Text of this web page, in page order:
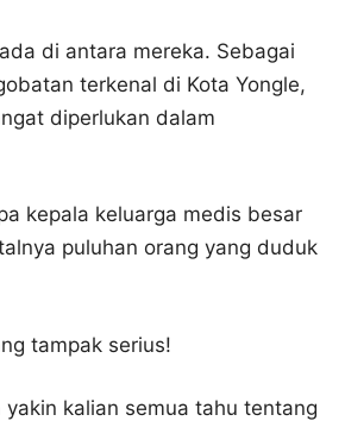
di antara mereka. Sebagai
terkenal di Kota Yongle,
diperlukan dalam
kepala keluarga medis besar
puluhan orang yang duduk
tampak serius!
yakin kalian semua tahu tentang